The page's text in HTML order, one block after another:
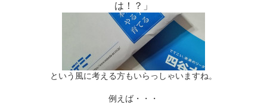
は！？」
という風に考える方もいらっしゃいますね。
例えば・・・